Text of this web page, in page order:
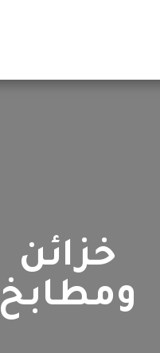
خزائن
ومطابخ